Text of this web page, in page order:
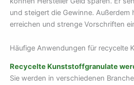
und steigert die Gewinne. Außerdem
erreichen und strenge Vorschriften
Häufige Anwendungen für recycelte
Recycelte Kunststoffgranulate
Sie werden in verschiedenen